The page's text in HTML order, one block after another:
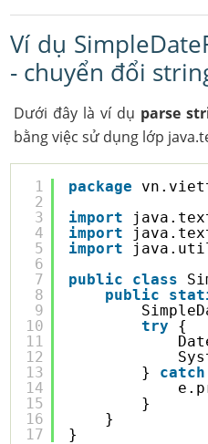
Ví dụ
- chuyển đổi
Dưới đây là ví dụ parse
bằng việc sử dụng lớp
1
2
3
4
5
6
7
8
9
10
11
12
13
14
15
16
17
package
import
import
import
public
class
public
try
{
} catch
}
}
}